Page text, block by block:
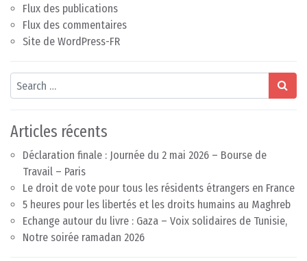
Flux des publications
Flux des commentaires
Site de WordPress-FR
Search
Articles récents
Déclaration finale : Journée du 2 mai 2026 – Bourse de
Travail – Paris
Le droit de vote pour tous les résidents étrangers en France
5 heures pour les libertés et les droits humains au Maghreb
Echange autour du livre : Gaza – Voix solidaires de Tunisie,
Notre soirée ramadan 2026